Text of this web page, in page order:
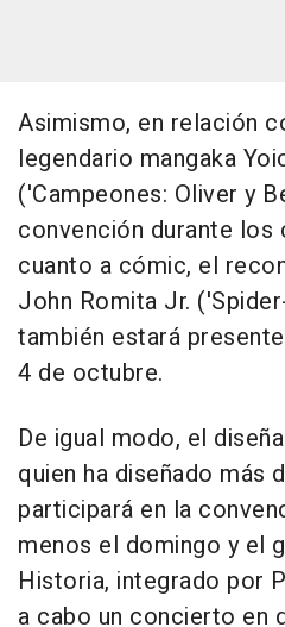
Asimismo, en relación
legendario mangaka
('Campeones: Oliver y
convención durante los
cuanto a cómic, el
John Romita Jr.
también estará
4 de octubre.
De igual modo, el
quien ha diseñado más
participará en la
menos el domingo y el
Historia, integrado por
a cabo un concierto en